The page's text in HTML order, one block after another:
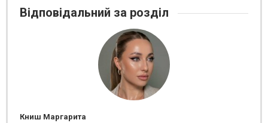
Відповідальний за розділ
Книш Маргарита